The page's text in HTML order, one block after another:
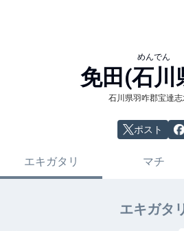
めんでん
免田(石川
石川県羽咋郡宝達
ポスト
エキガタリ マチ
エキガタ